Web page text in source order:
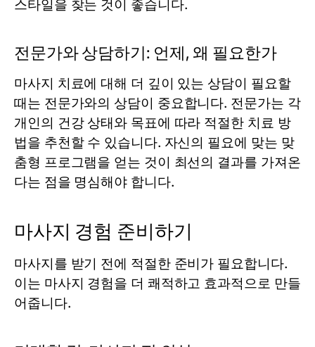
스타일을 찾는 것이 좋습니다.
전문가와 상담하기: 언제, 왜 필요한가
마사지 치료에 대해 더 깊이 있는 상담이 필요할
때는 전문가와의 상담이 중요합니다. 전문가는 각
개인의 건강 상태와 목표에 따라 적절한 치료 방
법을 추천할 수 있습니다. 자신의 필요에 맞는 맞
춤형 프로그램을 얻는 것이 최선의 결과를 가져온
다는 점을 명심해야 합니다.
마사지 경험 준비하기
마사지를 받기 전에 적절한 준비가 필요합니다.
이는 마사지 경험을 더 쾌적하고 효과적으로 만들
어줍니다.